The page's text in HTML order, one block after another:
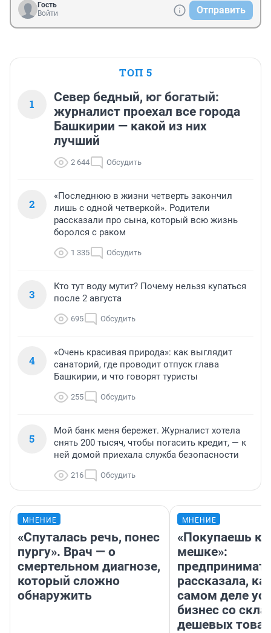
Гость
Войти
Отправить
ТОП 5
1
Север бедный, юг богатый:
журналист проехал все города
Башкирии — какой из них
лучший
2 644 Обсудить
2
«Последнюю в жизни четверть закончил
лишь с одной четверкой». Родители
рассказали про сына, который всю жизнь
боролся с раком
1 335 Обсудить
3
Кто тут воду мутит? Почему нельзя купаться
после 2 августа
695 Обсудить
4
«Очень красивая природа»: как выглядит
санаторий, где проводит отпуск глава
Башкирии, и что говорят туристы
255 Обсудить
5
Мой банк меня бережет. Журналист хотела
снять 200 тысяч, чтобы погасить кредит, — к
ней домой приехала служба безопасности
216 Обсудить
МНЕНИЕ
«Спуталась речь, понес
пургу». Врач — о
смертельном диагнозе,
который сложно
обнаружить
МНЕНИЕ
«Покупаешь
мешке»:
рассказала,
самом деле
бизнес со
дешевых